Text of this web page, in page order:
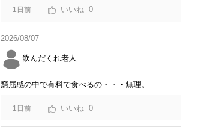
1日前 0
2026/08/07
飲んだくれ老人
窮屈感の中で有料で食べるの・・・無理。
1日前 0